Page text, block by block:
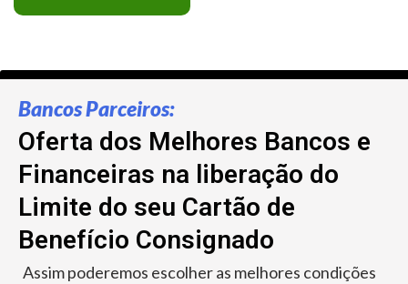
Bancos Parceiros:
Oferta dos Melhores Bancos e
Financeiras na liberação do
Limite do seu Cartão de
Benefício Consignado
Assim poderemos escolher as melhores condições